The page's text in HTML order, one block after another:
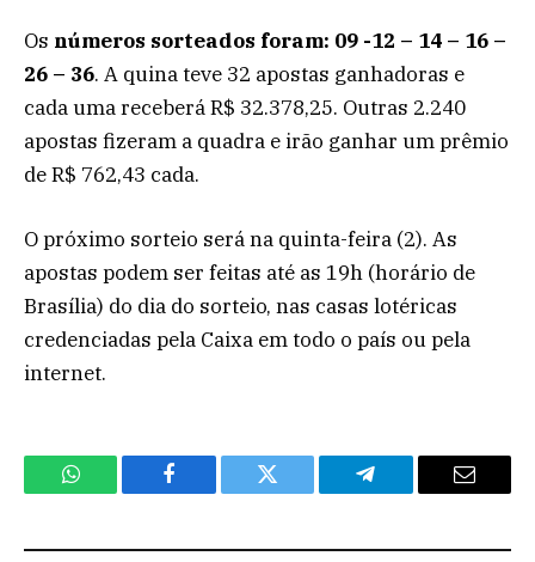
Os números sorteados foram: 09 -12 – 14 – 16 –
26 – 36. A quina teve 32 apostas ganhadoras e
cada uma receberá R$ 32.378,25. Outras 2.240
apostas fizeram a quadra e irão ganhar um prêmio
de R$ 762,43 cada.
O próximo sorteio será na quinta-feira (2). As
apostas podem ser feitas até as 19h (horário de
Brasília) do dia do sorteio, nas casas lotéricas
credenciadas pela Caixa em todo o país ou pela
internet.
WhatsApp Facebook Twitter Telegram Email